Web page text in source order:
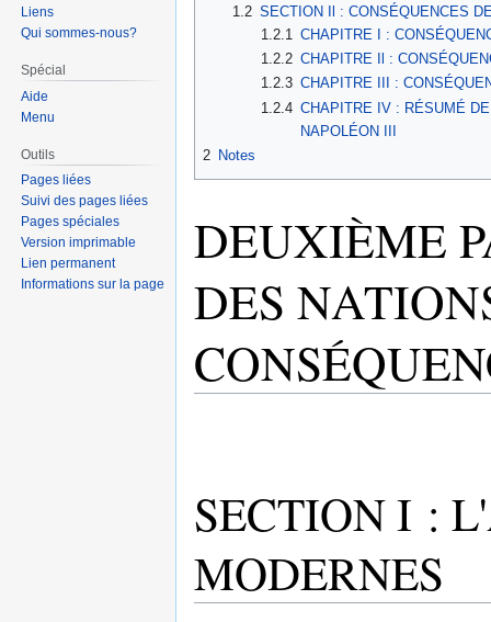
1.2 SECTION Il : CONSÉQUENCES
1.2.1
CHAPITRE I :
1.2.2 CHAPITRE Il :
1.2.3 CHAPITRE III :
1.2.4 CHAPITRE IV : RÉSUMÉ
NAPOLÉON III
2 Notes
DEUXIÈME
DES
SECTION I :
MODERNES
Liens
Qui sommes-nous?
Spécial
Aide
Menu
Outils
Pages liées
Suivi des pages liées
Pages spéciales
Version imprimable
Lien permanent
Informations sur la page